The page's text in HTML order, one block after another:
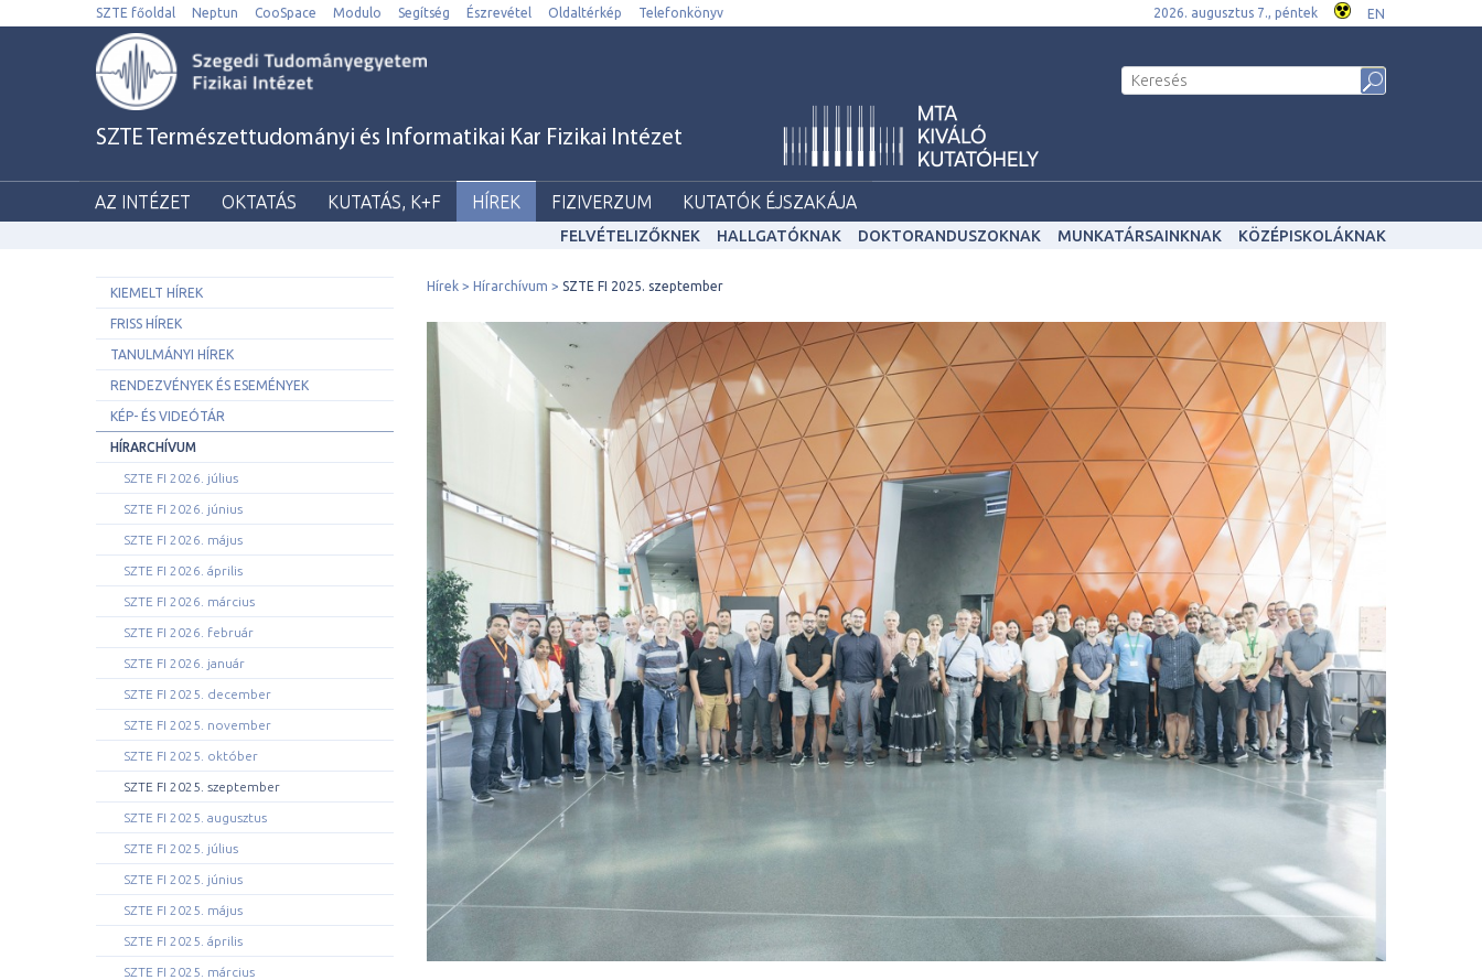
SZTE főoldal Neptun CooSpace Modulo Segítség Észrevétel Oldaltérkép Telefonkönyv 2026. augusztus 7., péntek EN
SZTE Természettudományi és Informatikai Kar Fizikai Intézet
AZ INTÉZET OKTATÁS KUTATÁS, K+F HÍREK FIZIVERZUM KUTATÓK ÉJSZAKÁJA
FELVÉTELIZŐKNEK HALLGATÓKNAK DOKTORANDUSZOKNAK MUNKATÁRSAINKNAK KÖZÉPISKOLÁKNAK
KIEMELT HÍREK
FRISS HÍREK
TANULMÁNYI HÍREK
RENDEZVÉNYEK ÉS ESEMÉNYEK
KÉP- ÉS VIDEÓTÁR
HÍRARCHÍVUM
SZTE FI 2026. július
SZTE FI 2026. június
SZTE FI 2026. május
SZTE FI 2026. április
SZTE FI 2026. március
SZTE FI 2026. február
SZTE FI 2026. január
SZTE FI 2025. december
SZTE FI 2025. november
SZTE FI 2025. október
SZTE FI 2025. szeptember
SZTE FI 2025. augusztus
SZTE FI 2025. július
SZTE FI 2025. június
SZTE FI 2025. május
SZTE FI 2025. április
SZTE FI 2025. március
Hírek Hírarchívum SZTE FI 2025. szeptember